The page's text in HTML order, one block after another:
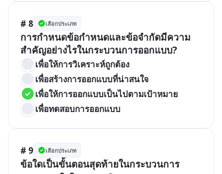
# 8 เลือกประเภท
การกำหนดข้อกำหนดและข้อจำกัดมีความ
สำคัญอย่างไรในกระบวนการออกแบบ?
เพื่อให้การวิเคราะห์ถูกต้อง
เพื่อสร้างการออกแบบที่น่าสนใจ
เพื่อให้การออกแบบเป็นไปตามเป้าหมาย
เพื่อทดสอบการออกแบบ
# 9 เลือกประเภท
ข้อใดเป็นขั้นตอนสุดท้ายในกระบวนการ